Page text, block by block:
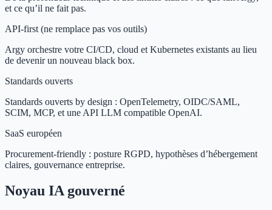
et ce qu’il ne fait pas.
API-first (ne remplace pas vos outils)
Argy orchestre votre CI/CD, cloud et Kubernetes existants au lieu
de devenir un nouveau black box.
Standards ouverts
Standards ouverts by design : OpenTelemetry, OIDC/SAML,
SCIM, MCP, et une API LLM compatible OpenAI.
SaaS européen
Procurement-friendly : posture RGPD, hypothèses d’hébergement
claires, gouvernance entreprise.
Noyau IA gouverné